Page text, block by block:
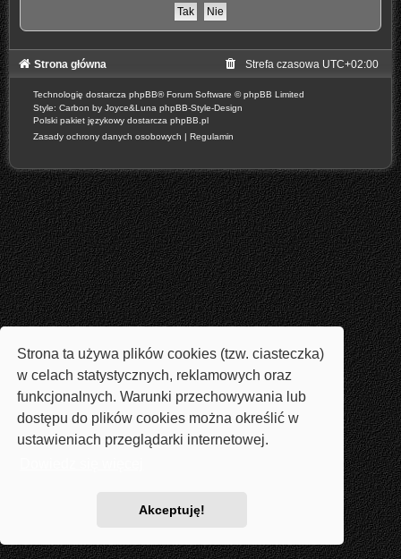
Strona ta używa plików cookies (tzw. ciasteczka)
w celach statystycznych, reklamowych oraz
funkcjonalnych. Warunki przechowywania lub
dostępu do plików cookies można określić w
ustawieniach przeglądarki internetowej.
Akceptuję!
Strona główna Strefa czasowa UTC+02:00
Technologię dostarcza phpBB® Forum Software © phpBB Limited
Style: Carbon by Joyce&Luna phpBB-Style-Design
Polski pakiet językowy dostarcza phpBB.pl
Zasady ochrony danych osobowych | Regulamin